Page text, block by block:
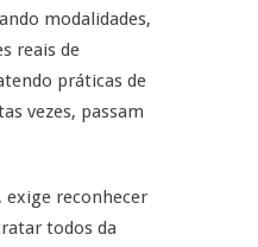
modalidades,
reais de
práticas de
vezes, passam
exige reconhecer
todos da